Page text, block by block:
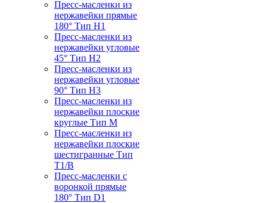
Пресс-масленки из
нержавейки прямые
180° Тип H1
Пресс-масленки из
нержавейки угловые
45° Тип H2
Пресс-масленки из
нержавейки угловые
90° Тип H3
Пресс-масленки из
нержавейки плоские
круглые Тип M
Пресс-масленки из
нержавейки плоские
шестигранные Тип
T1/B
Пресс-масленки с
воронкой прямые
180° Тип D1